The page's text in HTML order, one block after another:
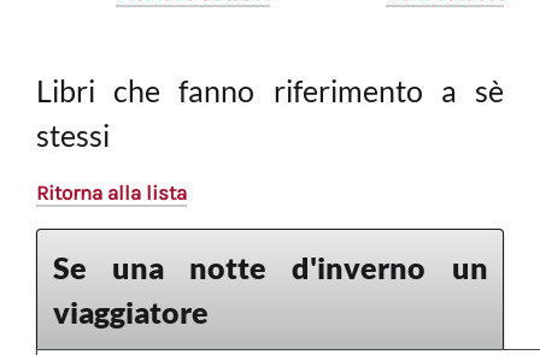
Libri che fanno riferimento a sè
stessi
Ritorna alla lista
Se una notte d'inverno un
viaggiatore